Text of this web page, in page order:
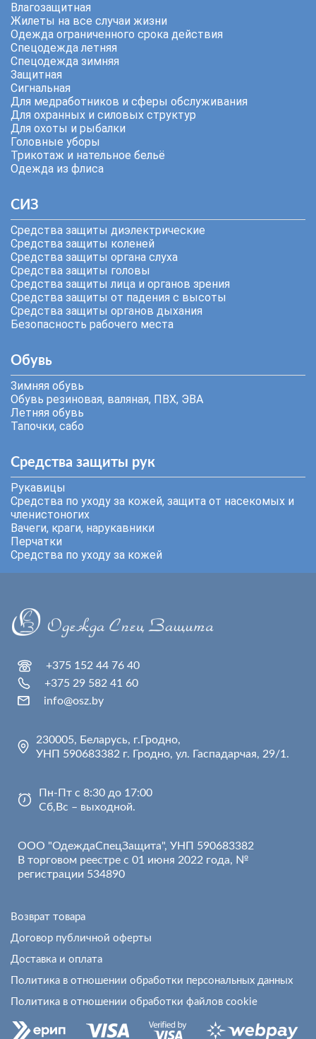
Влагозащитная
Жилеты на все случаи жизни
Одежда ограниченного срока действия
Спецодежда летняя
Спецодежда зимняя
Защитная
Сигнальная
Для медработников и сферы обслуживания
Для охранных и силовых структур
Для охоты и рыбалки
Головные уборы
Трикотаж и нательное бельё
Одежда из флиса
СИЗ
Средства защиты диэлектрические
Средства защиты коленей
Средства защиты органа слуха
Средства защиты головы
Средства защиты лица и органов зрения
Средства защиты от падения с высоты
Средства защиты органов дыхания
Безопасность рабочего места
Обувь
Зимняя обувь
Обувь резиновая, валяная, ПВХ, ЭВА
Летняя обувь
Тапочки, сабо
Средства защиты рук
Рукавицы
Средства по уходу за кожей, защита от насекомых и
членистоногих
Вачеги, краги, нарукавники
Перчатки
Средства по уходу за кожей
+375 152 44 76 40
+375 29 582 41 60
info@osz.by
230005, Беларусь, г.Гродно,
УНП 590683382 г. Гродно, ул. Гаспадарчая, 29/1.
Пн-Пт с 8:30 до 17:00
Сб,Вс – выходной.
ООО "ОдеждаСпецЗащита", УНП 590683382
В торговом реестре с 01 июня 2022 года, №
регистрации 534890
Возврат товара
Договор публичной оферты
Доставка и оплата
Политика в отношении обработки персональных данных
Политика в отношении обработки файлов cookie